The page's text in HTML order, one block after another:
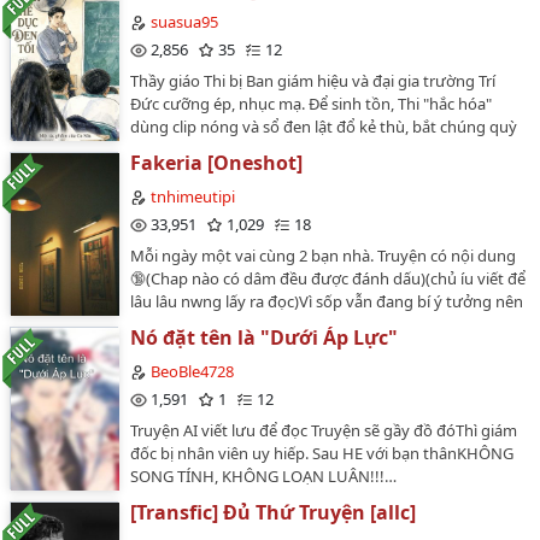
không sao ngờ được, sẽ có một ngày, người đàn ông
đó lại trở thành kẻ bề tôi dưới hạ bộ mình.…
suasua95
2,856
35
12
Thầy giáo Thi bị Ban giám hiệu và đại gia trường Trí
Đức cưỡng ép, nhục mạ. Để sinh tồn, Thi "hắc hóa"
dùng clip nóng và sổ đen lật đổ kẻ thù, bắt chúng quỳ
đối mặt với thế lực ngầm tàn ác hơn từ Tổng bộ. Tên
truyện: (Series) Thầy Thể Dục Đen Tối Tác giả: Cu Sữa Số
chương: 10 Trạng thái: Đang ra. Thể loại: Drama,
Hài Đen, Tâm lý, R-18. (Lưu ý: Truyện mang yếu tố M/M
(Boy's Love), các cảnh H chỉ diễn ra giữa các nhân vật
nam trưởng thành) Đối tượng độc giả Độc giả trên 18
tuổi. Cảnh báo: Truyện có nhiều chi tiết nhạy cảm, văn
dơ, có một số tình tiết hư cấu.…
Fakeria [Oneshot]
tnhimeutipi
33,951
1,029
18
Mỗi ngày một vai cùng 2 bạn nhà. Truyện có nội dung
🔞(Chap nào có dâm đều được đánh dấu)(chủ íu viết để
lâu lâu nwng lấy ra đọc)Vì sốp vẫn đang bí ý tưởng nên
là bồ nào muốn sốp cho hai bạn ấy đóng vai gì thì cứ
bình luận cho sốp nhé. Cảm ơn các độc giả xinh yêu~…
Nó đặt tên là "Dưới Áp Lực"
BeoBle4728
1,591
1
12
Truyện AI viết lưu để đọc Truyện sẽ gầy đồ đóThì giám
đốc bị nhân viên uy hiếp. Sau HE với bạn thânKHÔNG
SONG TÍNH, KHÔNG LOẠN LUÂN!!!…
[Transfic] Đủ Thứ Truyện [allc]